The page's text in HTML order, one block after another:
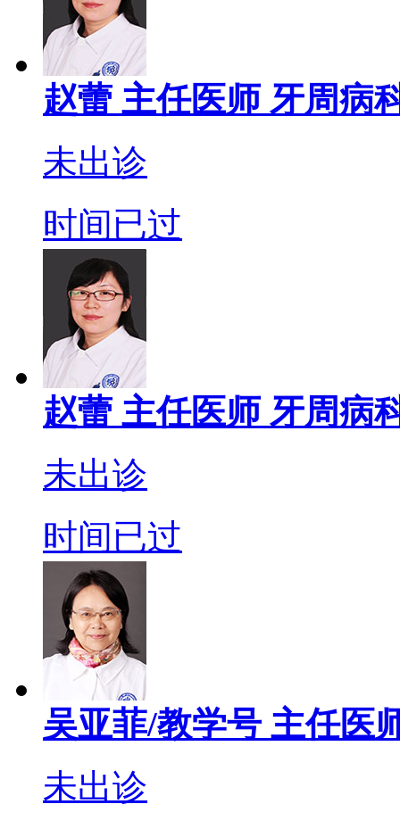
赵蕾 主任医师 牙周病
未出诊
时间已过
赵蕾 主任医师 牙周病
未出诊
时间已过
吴亚菲/教学号 主任医
未出诊